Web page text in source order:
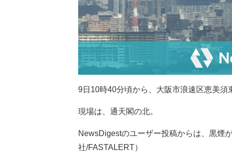
9日10時40分頃から、大阪市浪速区恵美須
現場は、通天閣の北。
NewsDigestのユーザー投稿からは、黒煙
社/FASTALERT）